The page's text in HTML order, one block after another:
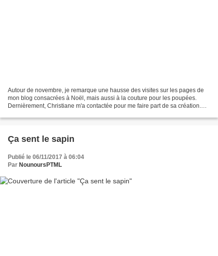
Autour de novembre, je remarque une hausse des visites sur les pages de
mon blog consacrées à Noël, mais aussi à la couture pour les poupées.
Dernièrement, Christiane m'a contactée pour me faire part de sa création.
Ça sent le sapin
Publié le 06/11/2017 à 06:04
Par NounoursPTML